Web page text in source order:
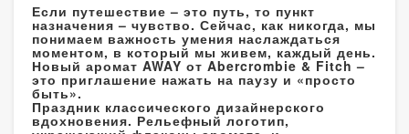
Если путешествие – это путь, то пункт
назначения – чувство. Сейчас, как никогда, мы
понимаем важность умения наслаждаться
моментом, в который мы живем, каждый день.
Новый аромат AWAY от Abercrombie & Fitch –
это приглашение нажать на паузу и «просто
быть».
Праздник классического дизайнерского
вдохновения. Рельефный логотип,